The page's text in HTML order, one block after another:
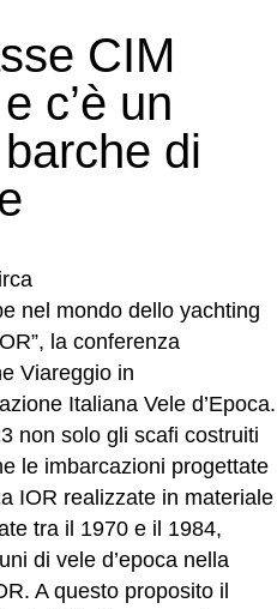
CIM
c’è un
di
nel mondo dello yachting
la conferenza
Viareggio in
Italiana Vele d’Epoca.
non solo gli scafi costruiti
le imbarcazioni progettate
IOR realizzate in materiale
tra il 1970 e il 1984,
di vele d’epoca nella
A questo proposito il